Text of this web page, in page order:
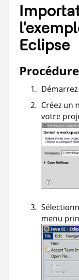
Eclipse
Procédure
Démarrez
Créez un
votre
menu